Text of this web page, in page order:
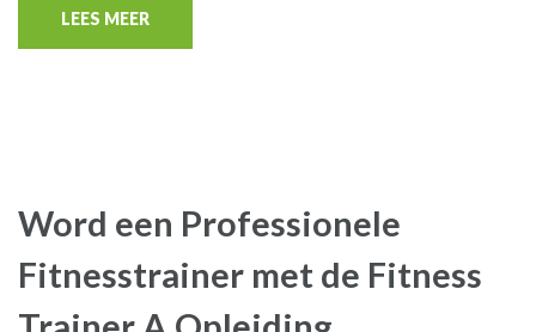
LEES MEER
Word een Professionele
Fitnesstrainer met de Fitness